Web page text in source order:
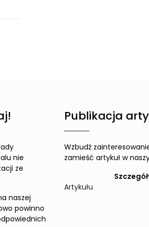
nie
ze
naszej
powinno
Publikacja
Wzbudź
zamieść artykuł w
Artykułu